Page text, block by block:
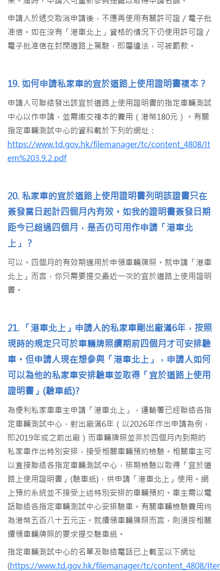
申請人於遞交取消申請後，不應再使用有關許可證／電子批
准信。如在沒有「港車北上」資格的情況下仍使用許可證／
電子批准信在封閉道路上駕駛，即屬違法，可被罰款。
19. 如何申請私家車的宜於道路上使用證明書複本？
申請人可聯絡發出該宜於道路上使用證明書的指定車輛測試
中心以作申請，並需繳交複本的費用（港幣180元）。有關
指定車輛測試中心的資料載於下列的網址：
https://www.td.gov.hk/filemanager/tc/content_4808/It
em%203.9.2.pdf
20. 私家車的宜於道路上使用證明書列明該證書只在
簽發當日起計四個月內有效。如我的證明書簽發日期
距今已超過四個月，是否仍可用作申請「港車北
上」？
可以。四個月的有效期適用於申領車輛牌照。就申請「港車
北上」而言，你只需要提交最近一次的宜於道路上使用證明
書。
21. 「港車北上」申請人的私家車剛出廠滿6年，按照
現時的規定只可於車輛牌照續期前四個月才可安排驗
車。但申請人現在想參與「港車北上」，申請人如何
可以為他的私家車安排驗車並取得「宜於道路上使用
證明書」(驗車紙)?
為便利私家車車主申請「港車北上」，運輸署已經聯絡各指
定車輛測試中心，對出廠滿6年（以2026年作出申請為例，
即2019年或之前出廠）而車輛牌照並非於四個月內到期的
私家車作出特別安排，接受相關車輛預約檢驗。相關車主可
以直接聯絡各指定車輛測試中心，排期檢驗以取得「宜於道
路上使用證明書」(驗車紙)，供申請「港車北上」使用。網
上預約系統並不接受上述特別安排的車輛預約。車主需以電
話聯絡各指定車輛測試中心安排驗車。有關車輛檢驗費用均
為港幣五百八十五元正。就續領車輛牌照而言，則須按相關
續領車輛牌照的要求提交驗車紙。
指定車輛測試中心的名單及聯絡電話已上載至以下網址
(https://www.td.gov.hk/filemanager/tc/content_4808/